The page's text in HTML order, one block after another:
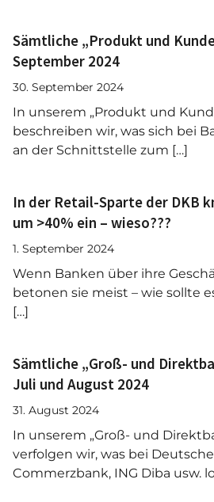
Sämtliche „Produkt und
September 2024
30. September 2024
In unserem „Produkt und
beschreiben wir, was sich bei
an der Schnittstelle zum […]
In der Retail-Sparte der DKB
um >40% ein – wieso???
1. September 2024
Wenn Banken über ihre
betonen sie meist – wie sollte
[…]
Sämtliche „Groß- und
Juli und August 2024
31. August 2024
In unserem „Groß- und
verfolgen wir, was bei
Commerzbank, ING Diba usw.